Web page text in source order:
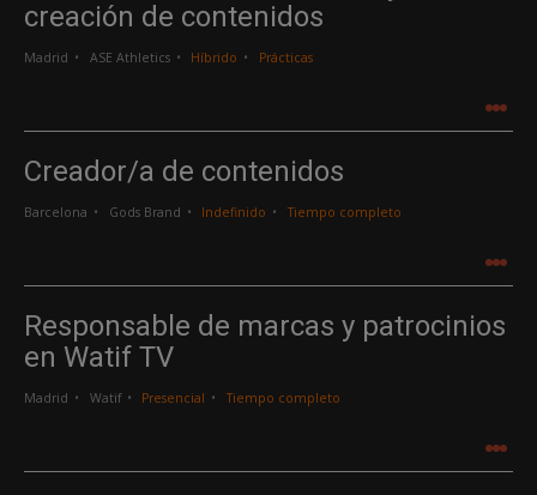
creación de contenidos
Madrid ASE Athletics Híbrido Prácticas
Creador/a de contenidos
Barcelona Gods Brand Indefinido Tiempo completo
Responsable de marcas y patrocinios
en Watif TV
Madrid Watif Presencial Tiempo completo